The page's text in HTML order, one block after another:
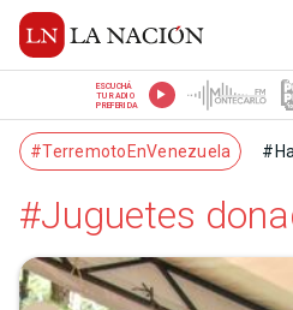
ESCUCHÁ
TU RADIO
PREFERIDA
#TerremotoEnVenezuela
#Juguetes